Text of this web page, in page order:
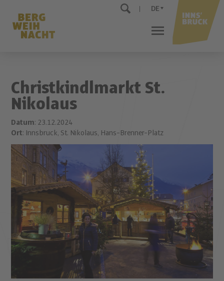
DE
Christkindlmarkt St.
Nikolaus
Datum: 23.12.2024
Ort: Innsbruck, St. Nikolaus, Hans-Brenner-Platz